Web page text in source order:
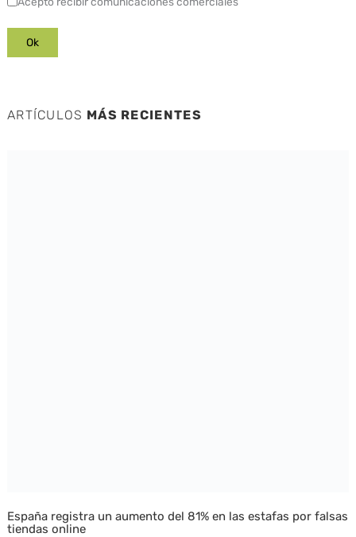
ARTÍCULOS MÁS RECIENTES
España registra un aumento del 81% en las estafas por falsas
tiendas online